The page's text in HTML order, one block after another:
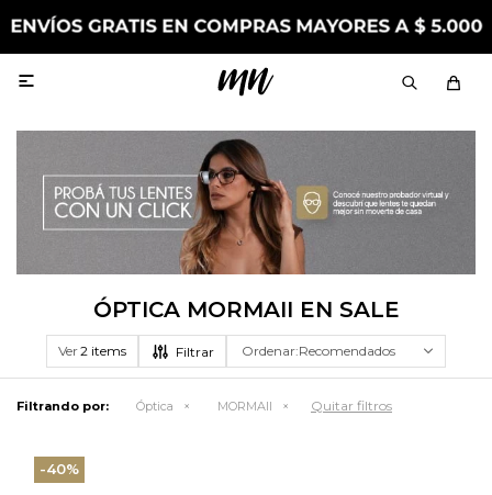

ÓPTICA MORMAII EN SALE
Ver Recomendados
Filtrando por: Óptica MORMAII Quitar filtros
40